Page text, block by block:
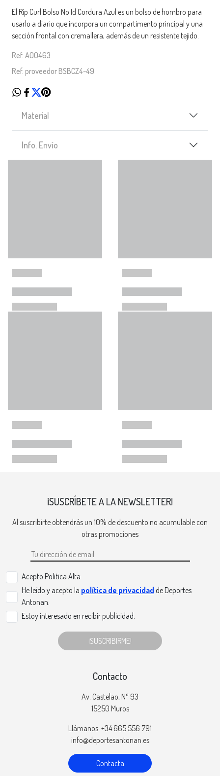
El Rip Curl Bolso No Id Cordura Azul es un bolso de hombro para
usarlo a diario que incorpora un compartimento principal y una
sección frontal con cremallera, además de un resistente tejido.
Ref. A00463
Ref. proveedor BSBCZ4-49
Material
Info. Envío
¡SUSCRÍBETE A LA NEWSLETTER!
Al suscribirte obtendrás un 10% de descuento no acumulable con
otras promociones
Acepto Politica Alta
He leído y acepto la política de privacidad de Deportes
Antonan.
Estoy interesado en recibir publicidad.
¡SUSCRIBIRME!
Contacto
Av. Castelao, Nº 93
15250 Muros
Llámanos: +34 665 556 791
info@deportesantonan.es
Contacta